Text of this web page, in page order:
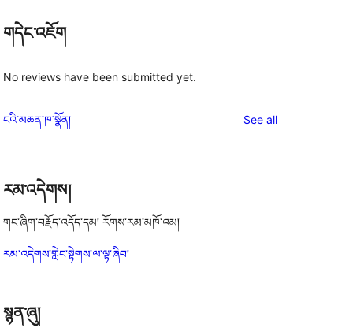
གདེང་འཇོག
No reviews have been submitted yet.
ངའི་མཆན་ཁ་སྣོན། See allreviews
རམ་འདེགས།
གང་ཞིག་བརྗོད་འདོད་དམ། རོགས་རམ་མཁོ་འམ།
རམ་འདེགས་གླེང་སྟེགས་ལ་ལྟ་ཞིབ།
སྙན་ཞུ།